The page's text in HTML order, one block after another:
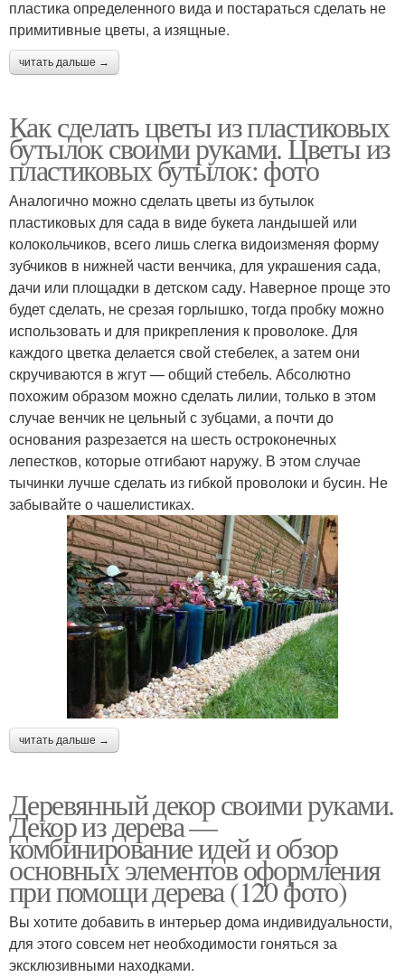
пластика определенного вида и постараться сделать не
примитивные цветы, а изящные.
читать дальше →
Как сделать цветы из пластиковых
бутылок своими руками. Цветы из
пластиковых бутылок: фото
Аналогично можно сделать цветы из бутылок
пластиковых для сада в виде букета ландышей или
колокольчиков, всего лишь слегка видоизменяя форму
зубчиков в нижней части венчика, для украшения сада,
дачи или площадки в детском саду. Наверное проще это
будет сделать, не срезая горлышко, тогда пробку можно
использовать и для прикрепления к проволоке. Для
каждого цветка делается свой стебелек, а затем они
скручиваются в жгут — общий стебель. Абсолютно
похожим образом можно сделать лилии, только в этом
случае венчик не цельный с зубцами, а почти до
основания разрезается на шесть остроконечных
лепестков, которые отгибают наружу. В этом случае
тычинки лучше сделать из гибкой проволоки и бусин. Не
забывайте о чашелистиках.
читать дальше →
Деревянный декор своими руками.
Декор из дерева —
комбинирование идей и обзор
основных элементов оформления
при помощи дерева (120 фото)
Вы хотите добавить в интерьер дома индивидуальности,
для этого совсем нет необходимости гоняться за
эксклюзивными находками.